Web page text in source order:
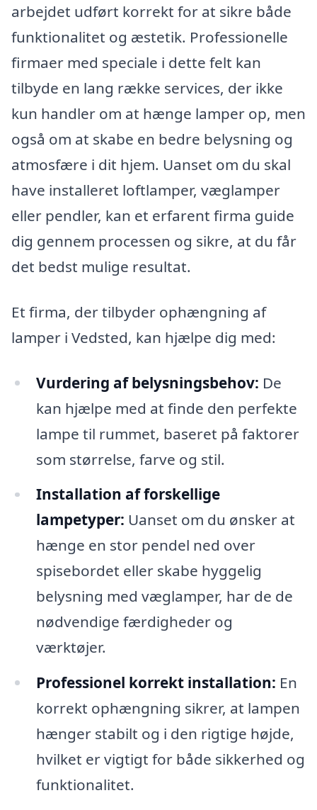
arbejdet udført korrekt for at sikre både
funktionalitet og æstetik. Professionelle
firmaer med speciale i dette felt kan
tilbyde en lang række services, der ikke
kun handler om at hænge lamper op, men
også om at skabe en bedre belysning og
atmosfære i dit hjem. Uanset om du skal
have installeret loftlamper, væglamper
eller pendler, kan et erfarent firma guide
dig gennem processen og sikre, at du får
det bedst mulige resultat.
Et firma, der tilbyder ophængning af
lamper i Vedsted, kan hjælpe dig med:
Vurdering af belysningsbehov: De
kan hjælpe med at finde den perfekte
lampe til rummet, baseret på faktorer
som størrelse, farve og stil.
Installation af forskellige
lampetyper: Uanset om du ønsker at
hænge en stor pendel ned over
spisebordet eller skabe hyggelig
belysning med væglamper, har de de
nødvendige færdigheder og
værktøjer.
Professionel korrekt installation: En
korrekt ophængning sikrer, at lampen
hænger stabilt og i den rigtige højde,
hvilket er vigtigt for både sikkerhed og
funktionalitet.